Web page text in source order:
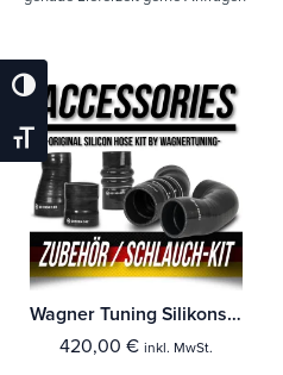
Umschalten Auf Hohe Kontraste
Schrift Vergrößern
Wagner Tuning Silikonschlauch Kit Audi A6 C7 3,0BiTDI
420,00 € inkl. MwSt.